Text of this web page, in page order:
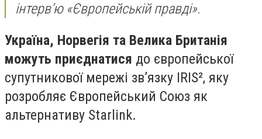
інтерв’ю «Європейській правді».
Україна, Норвегія та Велика Британія
можуть приєднатися до європейської
супутникової мережі зв’язку IRIS², яку
розробляє Європейський Союз як
альтернативу Starlink.